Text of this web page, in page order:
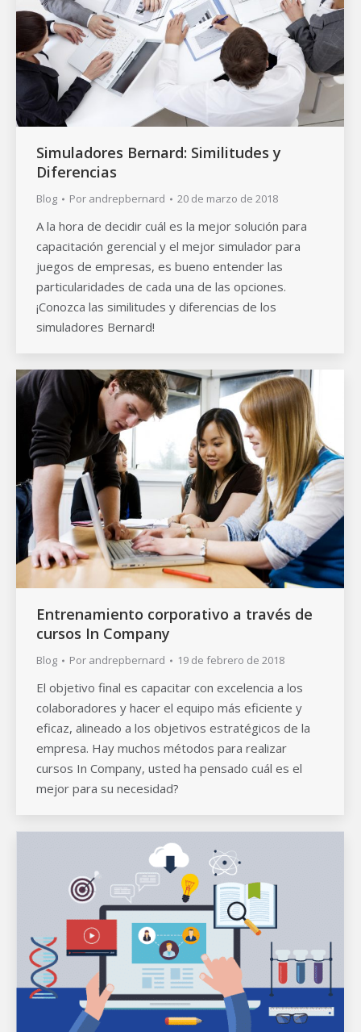
Simuladores Bernard: Similitudes y
Diferencias
Blog Por andrepbernard 20 de marzo de 2018
A la hora de decidir cuál es la mejor solución para
capacitación gerencial y el mejor simulador para
juegos de empresas, es bueno entender las
particularidades de cada una de las opciones.
¡Conozca las similitudes y diferencias de los
simuladores Bernard!
Entrenamiento corporativo a través de
cursos In Company
Blog Por andrepbernard 19 de febrero de 2018
El objetivo final es capacitar con excelencia a los
colaboradores y hacer el equipo más eficiente y
eficaz, alineado a los objetivos estratégicos de la
empresa. Hay muchos métodos para realizar
cursos In Company, usted ha pensado cuál es el
mejor para su necesidad?